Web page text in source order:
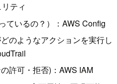
ティ
ているの？）：AWS Config
のようなアクションを実行し
許可・拒否)：AWS IAM